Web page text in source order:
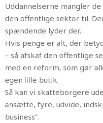
Uddannelserne mangler
den offentlige sektor til.
spændende lyder der.
Hvis penge er alt, der
– så afskaf den offentlige
med en reform, som gør
egen lille butik.
Så kan vi skatteborgere
ansætte, fyre, udvide,
business”.